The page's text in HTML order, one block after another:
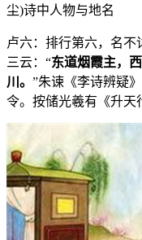
尘)诗中人物与地名
卢六：排行第六，名
三云：“东道烟霞主，
川。 ”朱谏《李诗辨疑
令。按储光羲有《升天